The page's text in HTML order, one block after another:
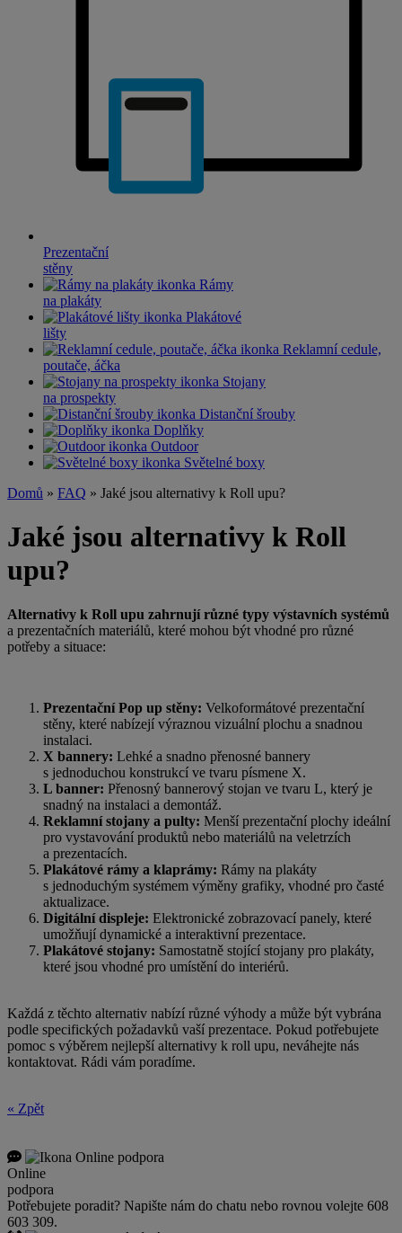
Prezentační
stěny
Rámy
na plakáty
Plakátové
lišty
Reklamní cedule,
poutače, áčka
Stojany
na prospekty
Distanční šrouby
Doplňky
Outdoor
Světelné boxy
Domů » FAQ » Jaké jsou alternativy k Roll upu?
Jaké jsou alternativy k Roll
upu?
Alternativy k Roll upu zahrnují různé typy výstavních systémů
a prezentačních materiálů, které mohou být vhodné pro různé
potřeby a situace:
Prezentační Pop up stěny: Velkoformátové prezentační
stěny, které nabízejí výraznou vizuální plochu a snadnou
instalaci.
X bannery: Lehké a snadno přenosné bannery
s jednoduchou konstrukcí ve tvaru písmene X.
L banner: Přenosný bannerový stojan ve tvaru L, který je
snadný na instalaci a demontáž.
Reklamní stojany a pulty: Menší prezentační plochy ideální
pro vystavování produktů nebo materiálů na veletrzích
a prezentacích.
Plakátové rámy a klaprámy: Rámy na plakáty
s jednoduchým systémem výměny grafiky, vhodné pro časté
aktualizace.
Digitální displeje: Elektronické zobrazovací panely, které
umožňují dynamické a interaktivní prezentace.
Plakátové stojany: Samostatně stojící stojany pro plakáty,
které jsou vhodné pro umístění do interiérů.
Každá z těchto alternativ nabízí různé výhody a může být vybrána
podle specifických požadavků vaší prezentace. Pokud potřebujete
pomoc s výběrem nejlepší alternativy k roll upu, neváhejte nás
kontaktovat. Rádi vám poradíme.
« Zpět
Online
podpora
Potřebujete poradit? Napište nám do chatu nebo rovnou volejte 608
603 309.